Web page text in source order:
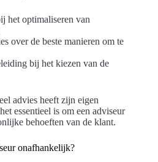
het optimaliseren van
over de beste manieren om te
bij het kiezen van de
advies heeft zijn eigen
essentieel is om een adviseur
behoeften van de klant.
onafhankelijk?